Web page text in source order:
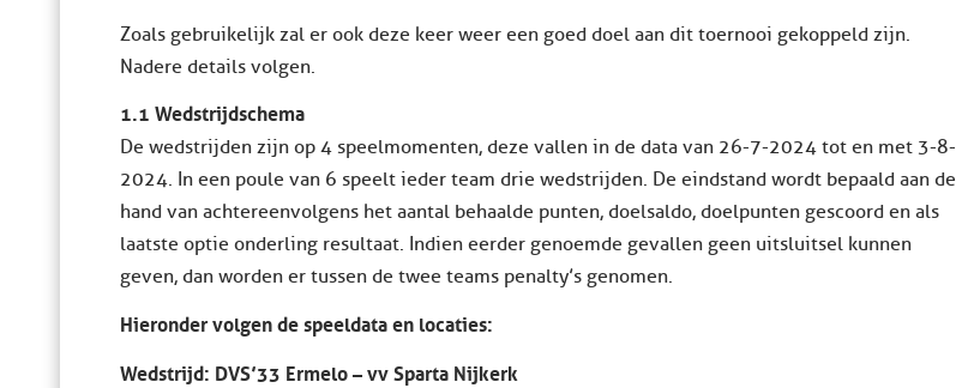
Zoals gebruikelijk zal er ook deze keer weer een goed doel aan dit toernooi gekoppeld zijn.
Nadere details volgen.
1.1 Wedstrijdschema
De wedstrijden zijn op 4 speelmomenten, deze vallen in de data van 26-7-2024 tot en met 3-8-
2024. In een poule van 6 speelt ieder team drie wedstrijden. De eindstand wordt bepaald aan de
hand van achtereenvolgens het aantal behaalde punten, doelsaldo, doelpunten gescoord en als
laatste optie onderling resultaat. Indien eerder genoemde gevallen geen uitsluitsel kunnen
geven, dan worden er tussen de twee teams penalty’s genomen.
Hieronder volgen de speeldata en locaties:
Wedstrijd: DVS’33 Ermelo – vv Sparta Nijkerk